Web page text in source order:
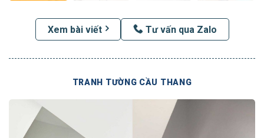
Xem bài viết Tư vấn qua Zalo
TRANH TƯỜNG CẦU THANG